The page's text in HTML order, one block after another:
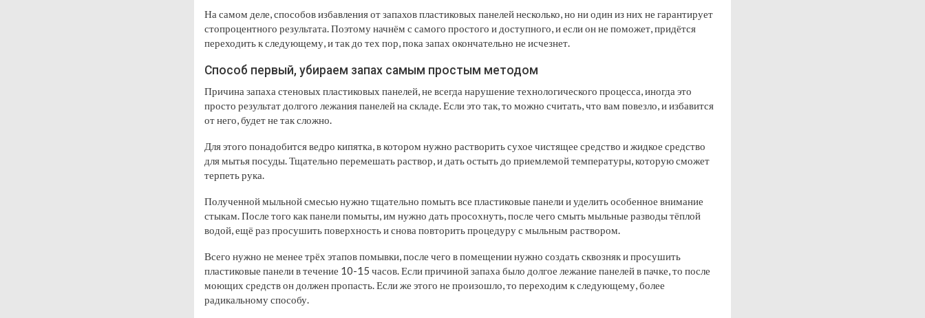
На самом деле, способов избавления от запахов пластиковых панелей несколько, но ни один из них не гарантирует
стопроцентного результата. Поэтому начнём с самого простого и доступного, и если он не поможет, придётся
переходить к следующему, и так до тех пор, пока запах окончательно не исчезнет.
Способ первый, убираем запах самым простым методом
Причина запаха стеновых пластиковых панелей, не всегда нарушение технологического процесса, иногда это
просто результат долгого лежания панелей на складе. Если это так, то можно считать, что вам повезло, и избавится
от него, будет не так сложно.
Для этого понадобится ведро кипятка, в котором нужно растворить сухое чистящее средство и жидкое средство
для мытья посуды. Тщательно перемешать раствор, и дать остыть до приемлемой температуры, которую сможет
терпеть рука.
Полученной мыльной смесью нужно тщательно помыть все пластиковые панели и уделить особенное внимание
стыкам. После того как панели помыты, им нужно дать просохнуть, после чего смыть мыльные разводы тёплой
водой, ещё раз просушить поверхность и снова повторить процедуру с мыльным раствором.
Всего нужно не менее трёх этапов помывки, после чего в помещении нужно создать сквозняк и просушить
пластиковые панели в течение 10-15 часов. Если причиной запаха было долгое лежание панелей в пачке, то после
моющих средств он должен пропасть. Если же этого не произошло, то переходим к следующему, более
радикальному способу.